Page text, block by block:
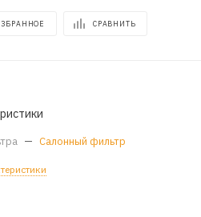
СРАВНИТЬ
— Салонный фильтр